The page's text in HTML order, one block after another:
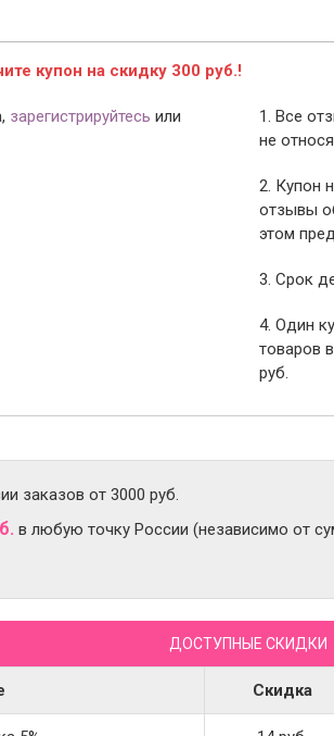
купон на скидку 300 руб.!
зарегистрируйтесь или
1. Все
не
2. Купон
отзывы
этом
3. Срок
4. Один
товаров
руб.
заказов от 3000 руб.
в любую точку России (независимо от
ДОСТУПНЫЕ СКИДКИ
Скидка